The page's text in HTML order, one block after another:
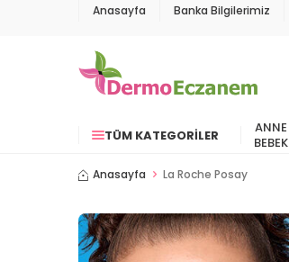
Anasayfa Banka Bilgilerimiz
TÜM KATEGORILER
ANNE
BEBEK
Anasayfa La Roche Posay